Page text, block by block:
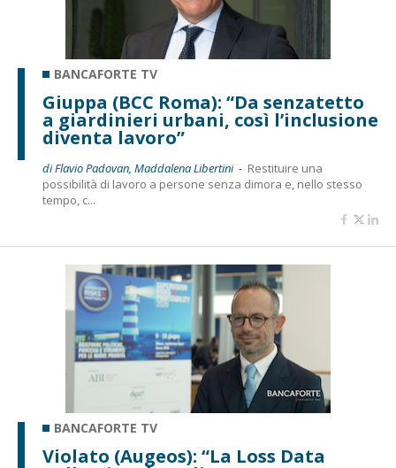
BANCAFORTE TV
Giuppa (BCC Roma): “Da senzatetto
a giardinieri urbani, così l’inclusione
diventa lavoro”
di Flavio Padovan, Maddalena Libertini - Restituire una
possibilità di lavoro a persone senza dimora e, nello stesso
tempo, c...
BANCAFORTE TV
Violato (Augeos): “La Loss Data